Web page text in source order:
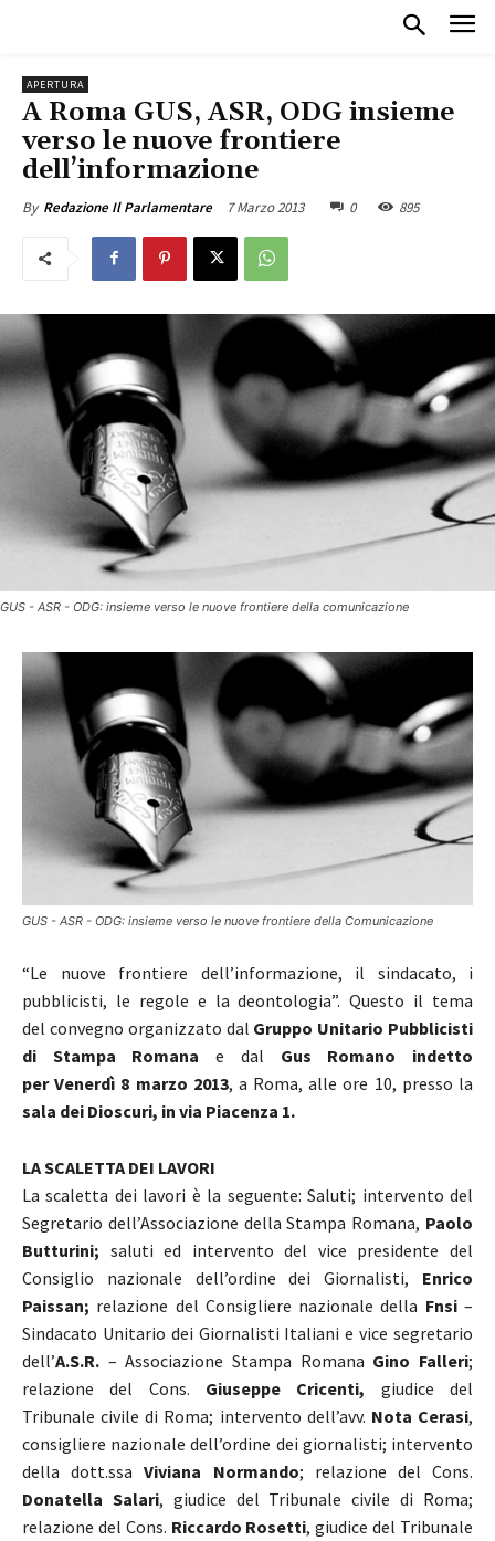
APERTURA
A Roma GUS, ASR, ODG insieme
verso le nuove frontiere
dell’informazione
By Redazione Il Parlamentare 7 Marzo 2013 0 895
GUS - ASR - ODG: insieme verso le nuove frontiere della comunicazione
GUS - ASR - ODG: insieme verso le nuove frontiere della Comunicazione
“Le nuove frontiere dell’informazione, il sindacato, i
pubblicisti, le regole e la deontologia”. Questo il tema
del convegno organizzato dal Gruppo Unitario Pubblicisti
di Stampa Romana e dal Gus Romano indetto
per Venerdì 8 marzo 2013, a Roma, alle ore 10, presso la
sala dei Dioscuri, in via Piacenza 1.
LA SCALETTA DEI LAVORI
La scaletta dei lavori è la seguente: Saluti; intervento del
Segretario dell’Associazione della Stampa Romana, Paolo
Butturini; saluti ed intervento del vice presidente del
Consiglio nazionale dell’ordine dei Giornalisti, Enrico
Paissan; relazione del Consigliere nazionale della Fnsi–
Sindacato Unitario dei Giornalisti Italiani e vice segretario
dell’A.S.R. – Associazione Stampa Romana Gino Falleri;
relazione del Cons. Giuseppe Cricenti, giudice del
Tribunale civile di Roma; intervento dell’avv. Nota Cerasi,
consigliere nazionale dell’ordine dei giornalisti; intervento
della dott.ssaViviana Normando; relazione del Cons.
Donatella Salari, giudice del Tribunale civile di Roma;
relazione del Cons. Riccardo Rosetti, giudice del Tribunale